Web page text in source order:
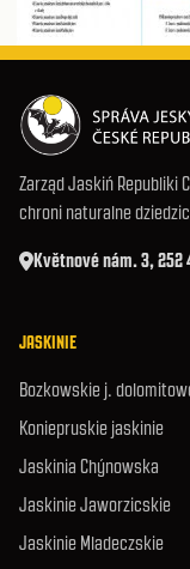
Zarząd Jaskiń Republiki
chroni naturalne
Květnové nám. 3, 252
JASKINIE
Bozkowskie j.
Koniepruskie jaskinie
Jaskinia Chýnowska
Jaskinie Jaworzicskie
Jaskinie Mladeczskie